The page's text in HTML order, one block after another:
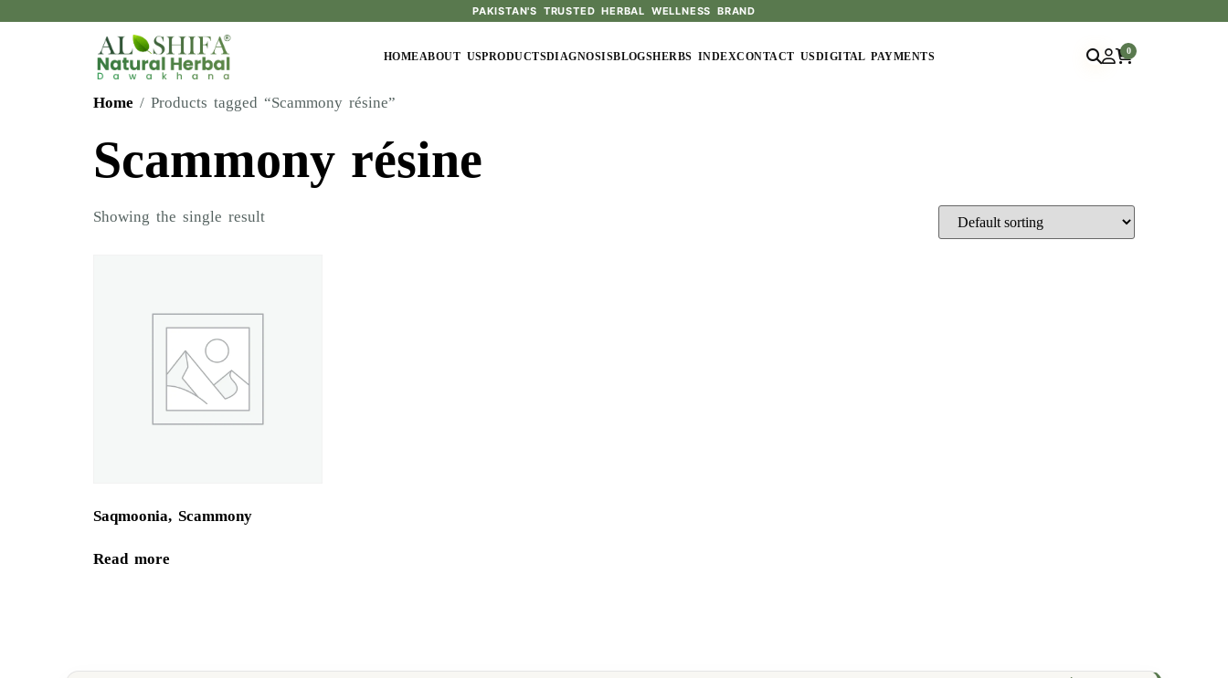
PAKISTAN'S TRUSTED HERBAL WELLNESS BRAND
HOMEABOUT USPRODUCTSDIAGNOSISBLOGSHERBS INDEXCONTACT USDIGITAL PAYMENTS
0
Home / Products tagged “Scammony résine”
Scammony résine
Showing the single result
Saqmoonia, Scammony
Read more